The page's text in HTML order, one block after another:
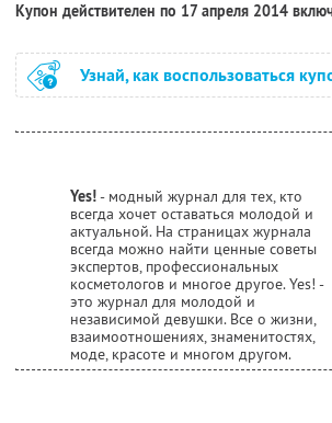
Купон действителен по 17 апреля 2014
Узнай, как воспользоваться
Yes!- модный журнал для тех, кто
всегда хочет оставаться молодой и
актуальной. На страницах журнала
всегда можно найти ценные советы
экспертов, профессиональных
косметологов и многое другое. Yes! -
это журнал для молодой и
независимой девушки. Все о жизни,
взаимоотношениях, знаменитостях,
моде, красоте и многом другом.